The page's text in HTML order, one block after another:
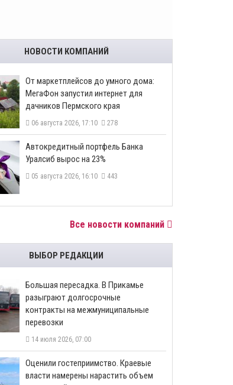
НОВОСТИ КОМПАНИЙ
От маркетплейсов до умного дома:
МегаФон запустил интернет для
дачников Пермского края
06 августа 2026, 17:10 278
​Автокредитный портфель Банка
Уралсиб вырос на 23%
05 августа 2026, 16:10 443
Все новости компаний
ВЫБОР РЕДАКЦИИ
Большая пересадка. В Прикамье
разыграют долгосрочные
контракты на межмуниципальные
перевозки
14 июля 2026, 07:00
Оценили гостеприимство. Краевые
власти намерены нарастить объем